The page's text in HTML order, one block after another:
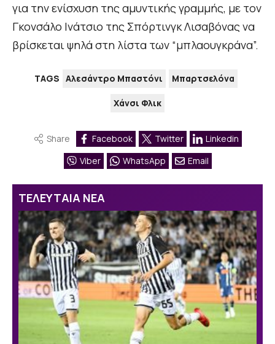
για την ενίσχυση της αμυντικής γραμμής, με τον
Γκονσάλο Ινάτσιο της Σπόρτινγκ Λισαβόνας να
βρίσκεται ψηλά στη λίστα των “μπλαουγκράνα”.
TAGS Αλεσάντρο Μπαστόνι Μπαρτσελόνα
Χάνσι Φλικ
Share Facebook Twitter
Linkedin
Viber
WhatsApp Email
ΤΕΛΕΥΤΑΙΑ ΝΕΑ